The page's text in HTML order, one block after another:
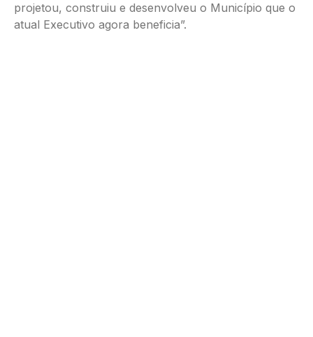
projetou, construiu e desenvolveu o Município que o
atual Executivo agora beneficia”.